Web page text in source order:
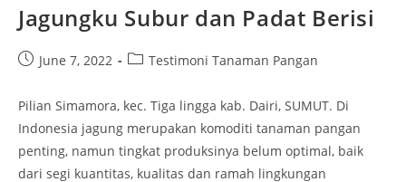
Jagungku Subur dan Padat Berisi
June 7, 2022 Testimoni Tanaman Pangan
Pilian Simamora, kec. Tiga lingga kab. Dairi, SUMUT. Di
Indonesia jagung merupakan komoditi tanaman pangan
penting, namun tingkat produksinya belum optimal, baik
dari segi kuantitas, kualitas dan ramah lingkungan